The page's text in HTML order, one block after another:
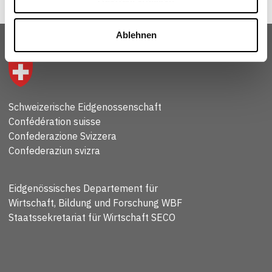
Ablehnen
Schweizerische Eidgenossenschaft
Confédération suisse
Confederazione Svizzera
Confederaziun svizra
Eidgenössisches Departement für
Wirtschaft, Bildung und Forschung WBF
Staatssekretariat für Wirtschaft SECO